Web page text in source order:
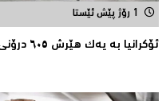
1 رۆژ پێش ئێستا
ئۆکرانیا بە یەک هێرش ٦٠٥ درۆنی ئاڕاستەى ڕووسیا کرد